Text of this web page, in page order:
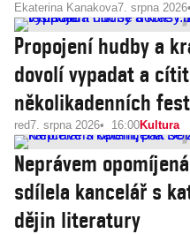
Ekaterina Kanakova7. srpna 2026
Propojení hudby a
dovolí vypadat a
několikadenních
red7. srpna 2026 16:00Kultura
Neprávem
sdílela kancelář s
dějin literatury